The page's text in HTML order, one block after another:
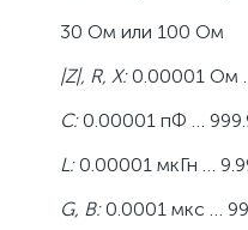
30 Ом или 100 Ом
|Z|, R, X:0.00001 Ом
C:0.00001 пФ …
L:0.00001 мкГн …
G, B:0.0001 мкс …